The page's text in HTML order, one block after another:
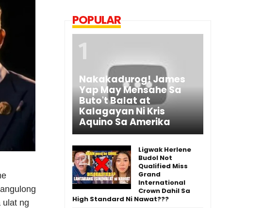
ulat ng
POPULAR
Nakakadurog! James
Yap May Mensahe Sa
Buto't Balat at
Kalagayan Ni Kris
Aquino Sa Amerika
Ligwak Herlene
Budol Not
Qualified Miss
Grand
International
Crown Dahil Sa
High Standard Ni Nawat???